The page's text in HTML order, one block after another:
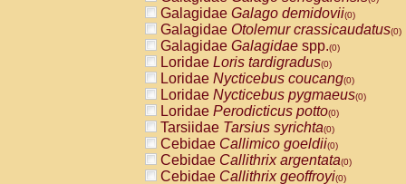
Galagidae Galago demidovii(0)
Galagidae Otolemur crassicaudatus(0)
Galagidae Galagidae spp.(0)
Loridae Loris tardigradus(0)
Loridae Nycticebus coucang(0)
Loridae Nycticebus pygmaeus(0)
Loridae Perodicticus potto(0)
Tarsiidae Tarsius syrichta(0)
Cebidae Callimico goeldii(0)
Cebidae Callithrix argentata(0)
Cebidae Callithrix geoffroyi(0)